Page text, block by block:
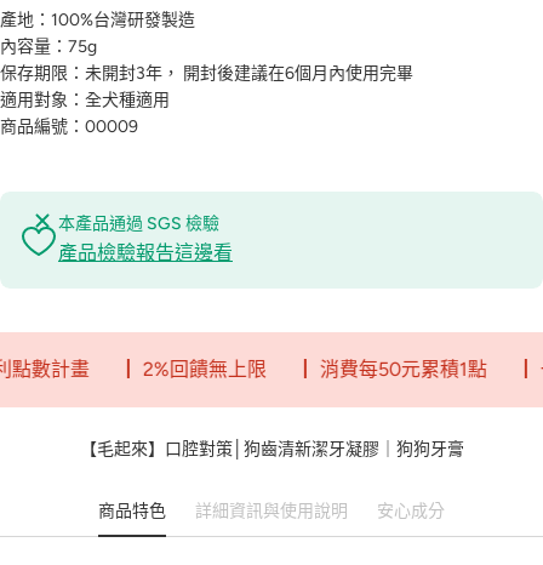
產地：100%台灣研發製造
內容量：75g
保存期限：未開封3年， 開封後建議在6個月內使用完畢
適用對象：全犬種適用
商品編號：00009
本產品通過 SGS 檢驗
產品檢驗報告這邊看
計畫 ┃ 2%回饋無上限 ┃ 消費每50元累積1點 ┃ 一點
【毛起來】口腔對策│狗齒清新潔牙凝膠｜狗狗牙膏
商品特色 詳細資訊與使用說明 安心成分